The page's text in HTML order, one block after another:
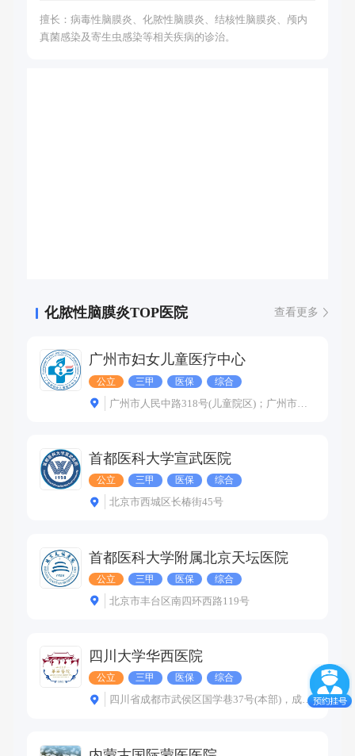
擅长：病毒性脑膜炎、化脓性脑膜炎、结核性脑膜炎、颅内
真菌感染及寄生虫感染等相关疾病的诊治。
化脓性脑膜炎TOP医院 查看更多
广州市妇女儿童医疗中心
公立 三甲 医保 综合
首都医科大学宣武医院
公立 三甲 医保 综合
北京市西城区长椿街45号
首都医科大学附属北京天坛医院
公立 三甲 医保 综合
北京市丰台区南四环西路119号
四川大学华西医院
公立 三甲 医保 综合
四川省成都市武侯区国学巷37号(本部)，成都市高新西区尚锦路253号(上锦院区)，成都市温江区永宁镇芙蓉大道三段363号(温江院区)